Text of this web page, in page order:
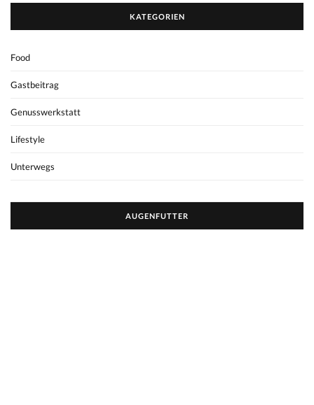
KATEGORIEN
Food
Gastbeitrag
Genusswerkstatt
Lifestyle
Unterwegs
AUGENFUTTER